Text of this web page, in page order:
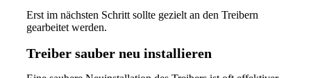
Erst im nächsten Schritt sollte gezielt an den Treibern
gearbeitet werden.
Treiber sauber neu installieren